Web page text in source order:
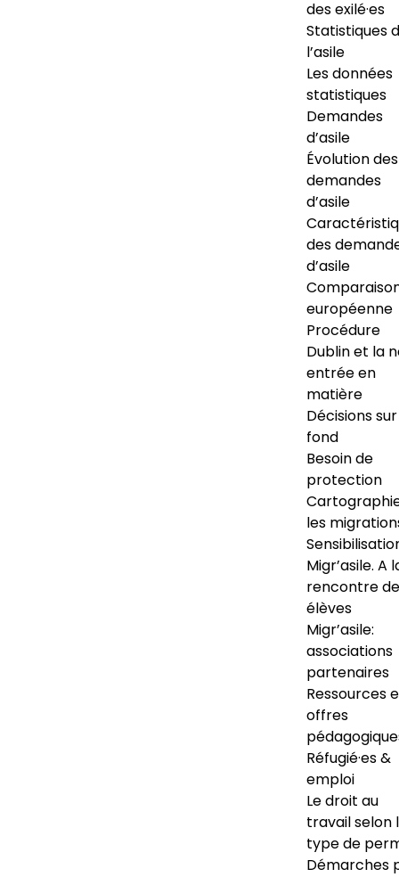
des exilé·es
Statistiques
l’asile
Les données
statistiques
Demandes
d’asile
Évolution des
demandes
d’asile
des
d’asile
européenne
Procédure
Dublin et la
entrée en
matière
Décisions
fond
Besoin de
protection
les
Migr’asile. A
rencontre
élèves
Migr’asile:
associations
partenaires
Ressources
offres
Réfugié·es &
emploi
Le droit au
travail selon
type de
Démarches